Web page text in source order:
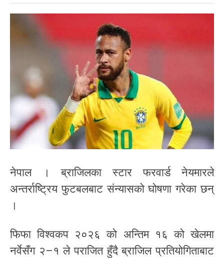
नेपाल । ब्राजिलका स्टार फरवार्ड नेयमारले
अन्तर्राष्ट्रिय फुटबलबाट संन्यासको घोषणा गरेका छन्
।
फिफा विश्वकप २०२६ को अन्तिम १६ को खेलमा
नर्वेसँग २–१ ले पराजित हुँदै ब्राजिल प्रतियोगिताबाट